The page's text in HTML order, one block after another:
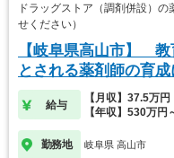
ドラッグストア（調剤併設）
せください）
【岐阜県高山市】
とされる薬剤師の育成
給与
【月収】37.5万円
【年収】530万円
勤務地 岐阜県 高山市